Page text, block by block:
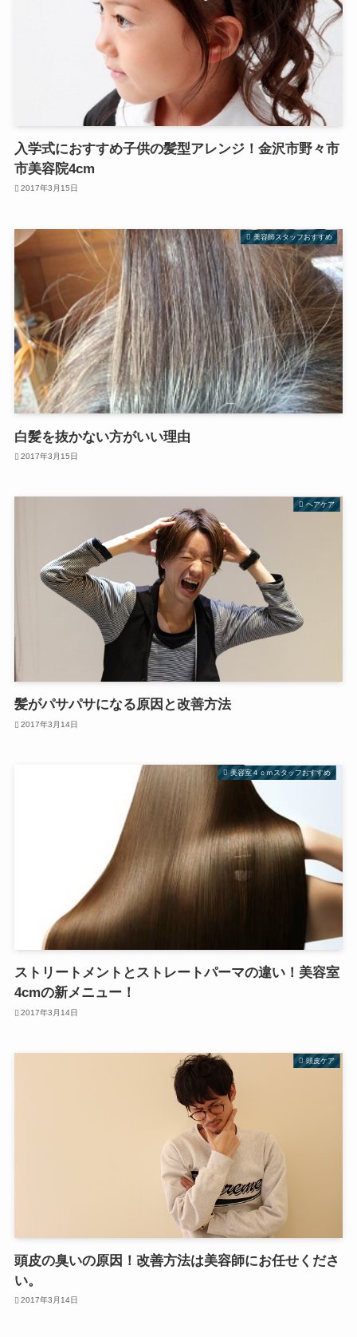
入学式におすすめ子供の髪型アレンジ！金沢市野々市
市美容院4cm
2017年3月15日
美容師スタッフおすすめ
白髪を抜かない方がいい理由
2017年3月15日
ヘアケア
髪がパサパサになる原因と改善方法
2017年3月14日
美容室４ｃｍスタッフおすすめ
ストリートメントとストレートパーマの違い！美容室
4cmの新メニュー！
2017年3月14日
頭皮ケア
頭皮の臭いの原因！改善方法は美容師にお任せくださ
い。
2017年3月14日